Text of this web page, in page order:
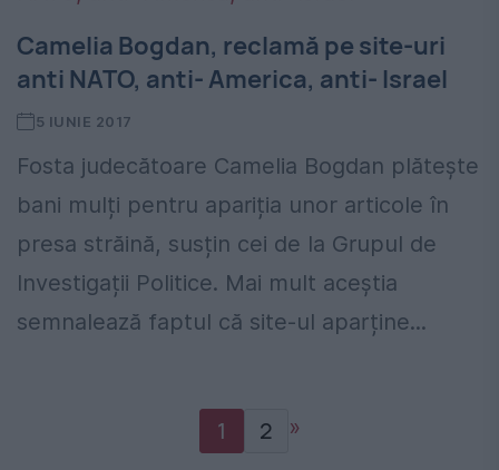
Camelia Bogdan, reclamă pe site-uri
anti NATO, anti- America, anti- Israel
5 IUNIE 2017
Fosta judecătoare Camelia Bogdan plătește
bani mulți pentru apariția unor articole în
presa străină, susțin cei de la Grupul de
Investigații Politice. Mai mult aceștia
semnalează faptul că site-ul aparține...
1 2 »